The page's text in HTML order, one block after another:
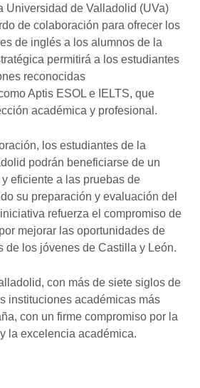
Universidad de Valladolid (UVa)
de colaboración para ofrecer los
de inglés a los alumnos de la
permitirá a los estudiantes
reconocidas
Aptis ESOL e IELTS, que
académica y profesional.
los estudiantes de la
podrán beneficiarse de un
eficiente a las pruebas de
su preparación y evaluación del
refuerza el compromiso de
mejorar las oportunidades de
de los jóvenes de Castilla y León.
con más de siete siglos de
instituciones académicas más
con un firme compromiso por la
la excelencia académica.